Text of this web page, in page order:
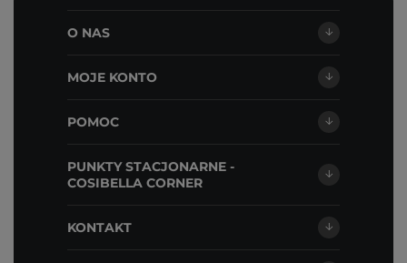
O NAS
MOJE KONTO
POMOC
PUNKTY STACJONARNE -
COSIBELLA CORNER
KONTAKT